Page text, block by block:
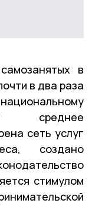
в
в два раза
национальному
среднее
сеть услуг
создано
стимулом